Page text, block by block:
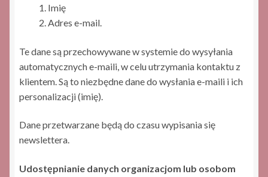
Imię
Adres e-mail.
Te dane są przechowywane w systemie do wysyłania
automatycznych e-maili, w celu utrzymania kontaktu z
klientem. Są to niezbędne dane do wysłania e-maili i ich
personalizacji (imię).
Dane przetwarzane będą do czasu wypisania się
newslettera.
Udostępnianie danych organizacjom lub osobom